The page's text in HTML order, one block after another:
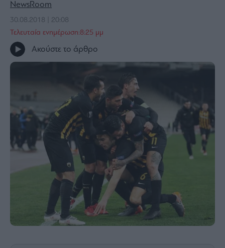
Story
Media
Winners
&
Rumors
ESG
Mononews2030
Συνεντεύξεις
NewsRoom
30.08.2018 | 20:08
Τελευταία ενημέρωση:8:25 μμ
Ακούστε το άρθρο